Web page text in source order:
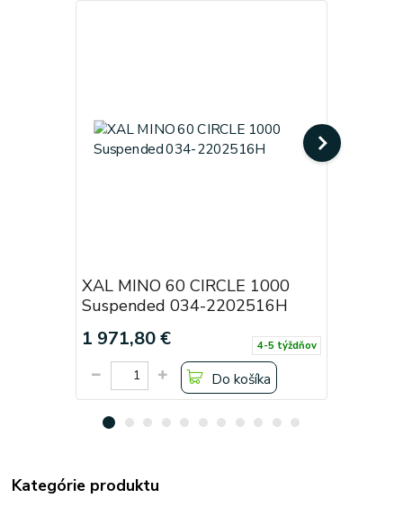
XAL MINO 60 CIRCLE 1000
Suspended 034-2202516H
1 971,80 € 4-5 týždňov
Do košíka
Kategórie produktu